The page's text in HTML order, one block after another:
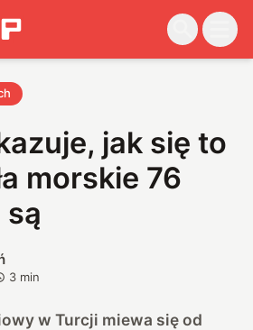
jak się to
morskie 76
są
3 min
w Turcji miewa się od